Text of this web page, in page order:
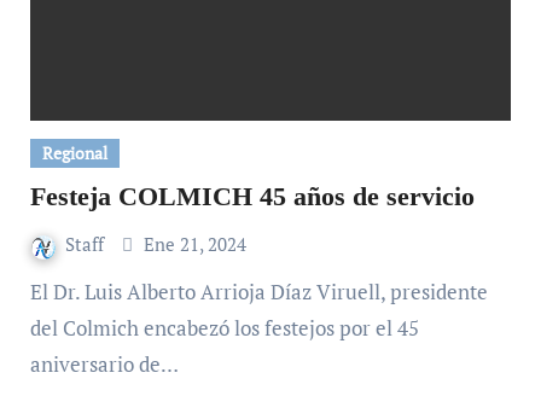
Regional
Festeja COLMICH 45 años de servicio
Staff Ene 21, 2024
El Dr. Luis Alberto Arrioja Díaz Viruell, presidente
del Colmich encabezó los festejos por el 45
aniversario de…